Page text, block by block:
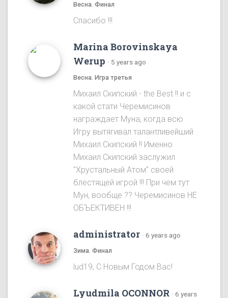
Весна. Финал
Спасибо !!!
Marina Borovinskaya
Werup · 5 years ago
Весна. Игра третья
Михаил Скипский - the Best !! и с
какой стати Черемисинов
награждает Муна, когда всю
Игру вытягивал талантливейший
Михаил Скипский !! Именно
Михаил Скипский заслужил
"Хрустальный Атом" своей
блестящей игрой !!! При чем тут
Мун, вообще ?? Черемисинoв НЕ
ОБЪЕКТИВЕН !!!
administrator · 6 years ago
Зима. Финал
lud19, С Новым Годом Вас!
Lyudmila OCONNOR · 6 years